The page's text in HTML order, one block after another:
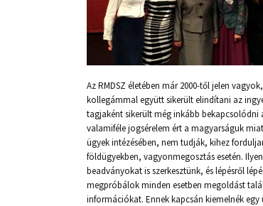
Az RMDSZ életében már 2000-től jelen
kollegámmal együtt sikerült elindítani az
tagjaként sikerült még inkább
valamiféle jogsérelem ért a magyarságuk
ügyek intézésében, nem tudják, kihez
földügyekben, vagyonmegosztás esetén.
beadványokat is szerkesztünk, és lépésről
megpróbálok minden esetben megoldást
információkat. Ennek kapcsán kiemelnék